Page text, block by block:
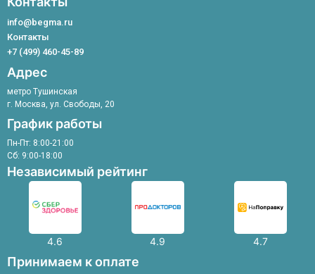
Лечение сосудистых звездочек
Флеболог
Эндокринолог
info@begma.ru
Контакты
+7 (499) 460-45-89
Адрес
метро Тушинская
г. Москва, ул. Свободы, 20
График работы
Пн-Пт: 8:00-21:00
Сб: 9:00-18:00
Независимый рейтинг
4.6 4.9 4.7
Принимаем к оплате